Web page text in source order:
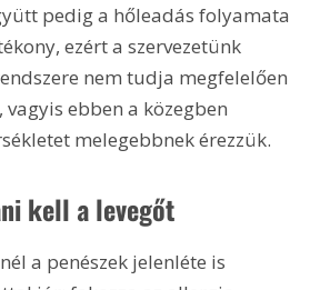
pedig a hőleadás folyamata
ezért a szervezetünk
nem tudja megfelelően
ebben a közegben
melegebbnek érezzük.
kell a levegőt
a penészek jelenléte is